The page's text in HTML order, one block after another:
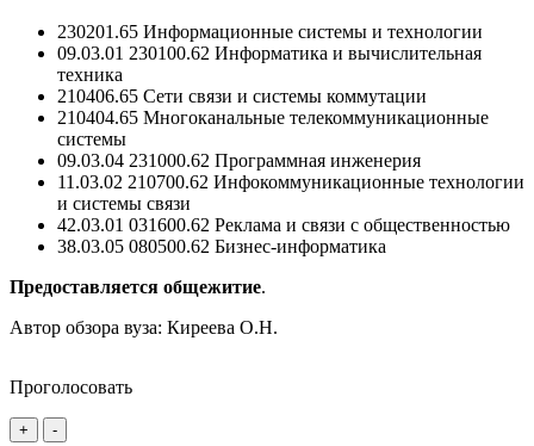
230201.65 Информационные системы и технологии
09.03.01 230100.62 Информатика и вычислительная
техника
210406.65 Сети связи и системы коммутации
210404.65 Многоканальные телекоммуникационные
системы
09.03.04 231000.62 Программная инженерия
11.03.02 210700.62 Инфокоммуникационные технологии
и системы связи
42.03.01 031600.62 Реклама и связи с общественностью
38.03.05 080500.62 Бизнес-информатика
Предоставляется общежитие.
Автор обзора вуза: Киреева О.Н.
Проголосовать
+ -